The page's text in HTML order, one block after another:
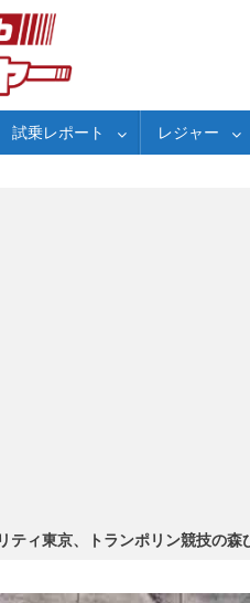
試乗レポート レジャー
ティ東京、トランポリン競技の森